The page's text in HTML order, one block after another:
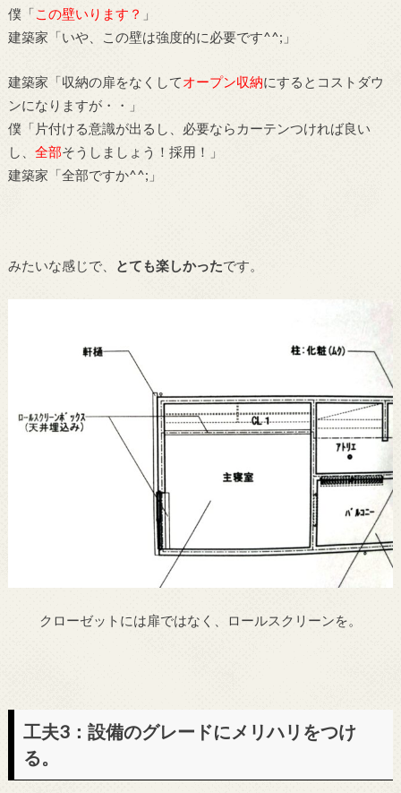
僕「この壁いります？ 」
建築家「いや、この壁は強度的に必要です^^;」
建築家「収納の扉をなくしてオープン収納にするとコストダウ
ンになりますが・・」
僕「片付ける意識が出るし、必要ならカーテンつければ良い
し、 全部そうしましょう！採用！」
建築家「全部ですか^^;」
みたいな感じで、 とても楽しかったです。
クローゼットには扉ではなく、ロールスクリーンを。
工夫3：設備のグレードにメリハリをつけ
る。